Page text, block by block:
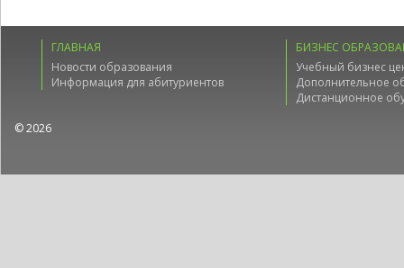
ГЛАВНАЯ
Новости образования
Информация для абитуриентов
БИЗНЕС
Учебный бизнес
Дополнительное
Дистанционное
© 2026